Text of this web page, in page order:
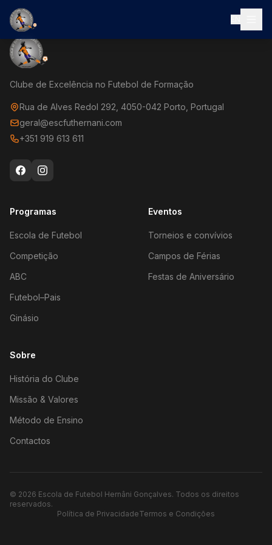
Clube de Excelência no Futebol de Formação
Rua de Alves Redol 292, 4050-042 Porto, Portugal
geral@escfuthernani.com
+351 919 613 611
Programas
Escola de Futebol
Competição
ABC
Futebol–Pais
Ginásio
Eventos
Torneios e convívios
Campos de Férias
Festas de Aniversário
Sobre
História do Clube
Missão & Valores
Método de Ensino
Contactos
© 2026 Escola de Futebol Hernâni Gonçalves. Todos os direitos
reservados.
Política de PrivacidadeTermos e Condições